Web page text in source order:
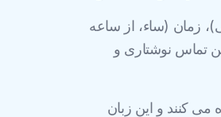
زمان (ساء، از ساعه
تماس نوشتاری و
می کنند و این زبان